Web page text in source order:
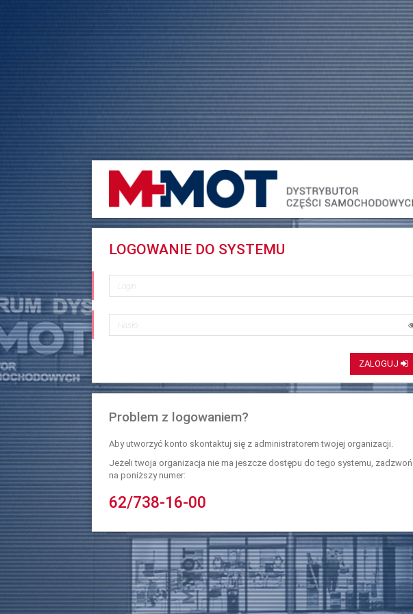
LOGOWANIE DO SYSTEMU
ZALOGUJ
Problem z logowaniem?
Aby utworzyć konto skontaktuj się z administratorem twojej organizacji.
Jeżeli twoja organizacja nie ma jeszcze dostępu do tego systemu, zadzwoń
na poniższy numer:
62/738-16-00